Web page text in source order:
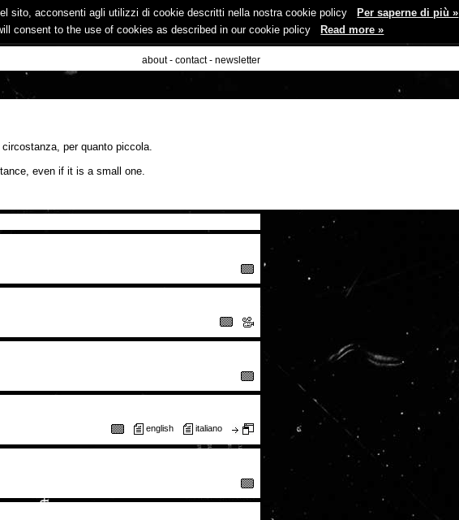
sito, acconsenti agli utilizzi di cookie descritti nella nostra cookie policy
Per saperne di più »
consent to the use of cookies as described in our cookie policy
Read more »
about- contact- newsletter
per quanto piccola.
even if it is a small one.
english
italiano